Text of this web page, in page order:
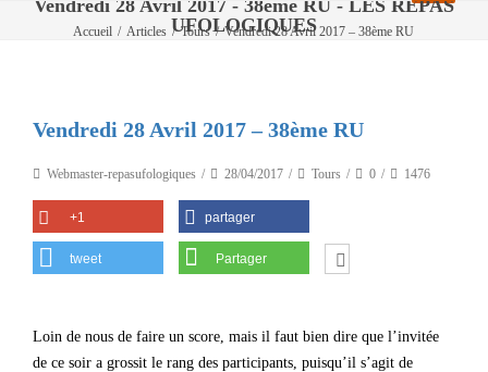
Vendredi 28 Avril 2017 - 38ème RU - LES REPAS
UFOLOGIQUES
Accueil / Articles / Tours / Vendredi 28 Avril 2017 – 38ème RU
Vendredi 28 Avril 2017 – 38ème RU
Webmaster-repasufologiques 28/04/2017 Tours 0 1476
+1 partager
tweet Partager
Loin de nous de faire un score, mais il faut bien dire que l’invitée
de ce soir a grossit le rang des participants, puisqu’il s’agit de